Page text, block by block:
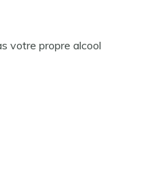
votre propre alcool